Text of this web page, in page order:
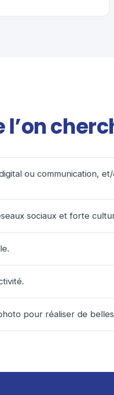
l’on
ou communication,
sociaux et forte
pour réaliser de